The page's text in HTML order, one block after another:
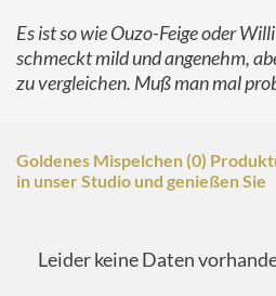
Es ist so wie Ouzo-Feige oder
schmeckt mild und angenehm,
zu vergleichen. Muß man mal
Goldenes Mispelchen (0)
in unser Studio und genießen Sie
Leider keine Daten